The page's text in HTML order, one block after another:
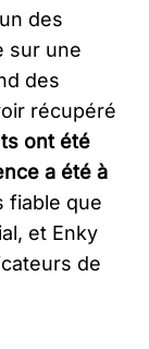
des
sur une
des
récupéré
ont été
a été à
fiable que
et Enky
de